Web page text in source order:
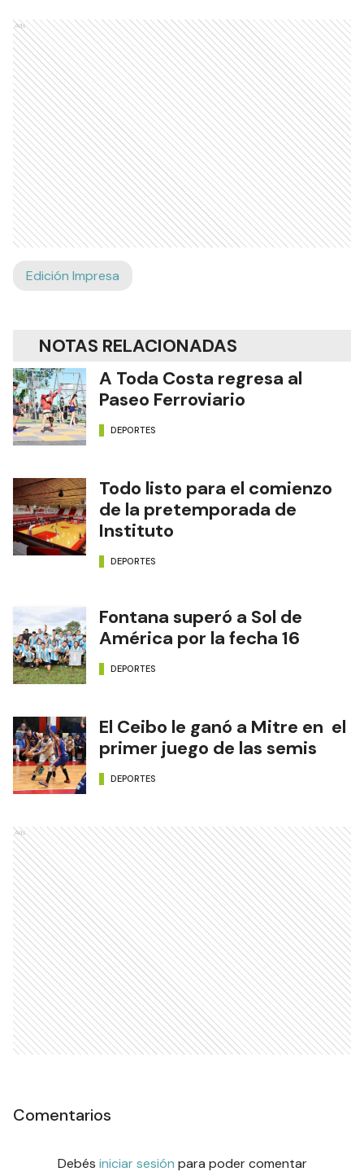
Ads
Edición Impresa
NOTAS RELACIONADAS
A Toda Costa regresa al
Paseo Ferroviario
DEPORTES
Todo listo para el comienzo
de la pretemporada de
Instituto
DEPORTES
Fontana superó a Sol de
América por la fecha 16
DEPORTES
El Ceibo le ganó a Mitre en el
primer juego de las semis
DEPORTES
Ads
Comentarios
Debés iniciar sesión para poder comentar